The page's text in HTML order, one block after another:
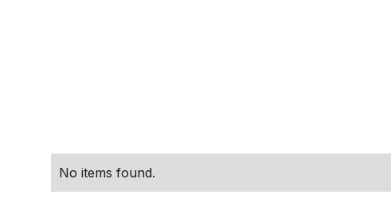
No items found.